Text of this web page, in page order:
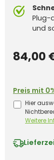
Plug-
und
84,00
Preis mit
Hier
Weitere